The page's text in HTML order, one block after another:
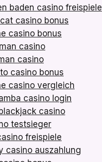
baden casino freispiele
casino bonus
casino bonus
casino
casino
casino bonus
casino vergleich
casino login
casino
testsieger
freispiele
casino auszahlung